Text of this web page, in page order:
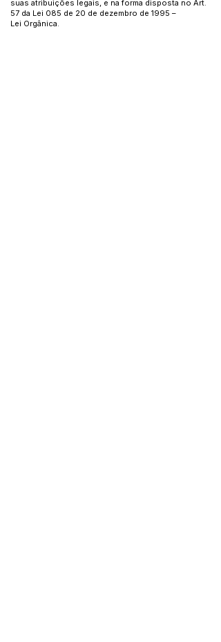
suas atribuições legais, e na forma disposta no Art.
57 da Lei 085 de 20 de dezembro de 1995 –
Lei Orgânica.